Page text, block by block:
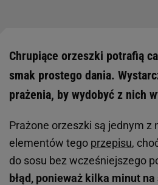
Chrupiące orzeszki potrafią
smak prostego dania.
prażenia, by wydobyć z nich
Prażone orzeszki są jednym z
elementów tego przepisu,
do sosu bez wcześniejszego
błąd, ponieważ kilka minut